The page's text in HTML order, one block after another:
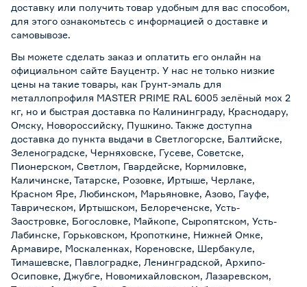
доставку или получить товар удобным для вас способом,
для этого ознакомьтесь с информацией о доставке и
самовывозе.
Вы можете сделать заказ и оплатить его онлайн на
официальном сайте Бауцентр. У нас не только низкие
цены на такие товары, как Грунт-эмаль для
металлопрофиля MASTER PRIME RAL 6005 зелёный мох 2
кг, но и быстрая доставка по Калининграду, Краснодару,
Омску, Новороссийску, Пушкино. Также доступна
доставка до пункта выдачи в Светлогорске, Балтийске,
Зеленоградске, Черняховске, Гусеве, Советске,
Пионерском, Светлом, Гвардейске, Кормиловке,
Каличинске, Татарске, Розовке, Иртыше, Черлаке,
Красном Яре, Любинском, Марьяновке, Азово, Гауфе,
Таврическом, Иртышском, Белореченске, Усть-
Заостровке, Богословке, Майкопе, Сыропятском, Усть-
Лабинске, Горьковском, Кропоткине, Нижней Омке,
Армавире, Москаленках, Кореновске, Шербакуле,
Тимашевске, Павлоградке, Ленинградской, Архипо-
Осиповке, Джубге, Новомихайловском, Лазаревском,